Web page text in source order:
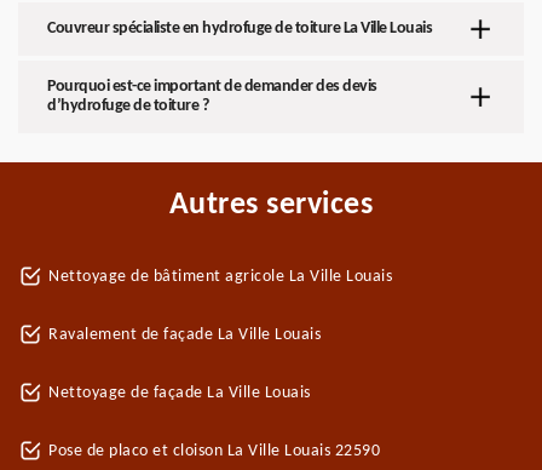
Couvreur spécialiste en hydrofuge de toiture La Ville Louais
Pourquoi est-ce important de demander des devis
d’hydrofuge de toiture ?
Autres services
Nettoyage de bâtiment agricole La Ville Louais
Ravalement de façade La Ville Louais
Nettoyage de façade La Ville Louais
Pose de placo et cloison La Ville Louais 22590